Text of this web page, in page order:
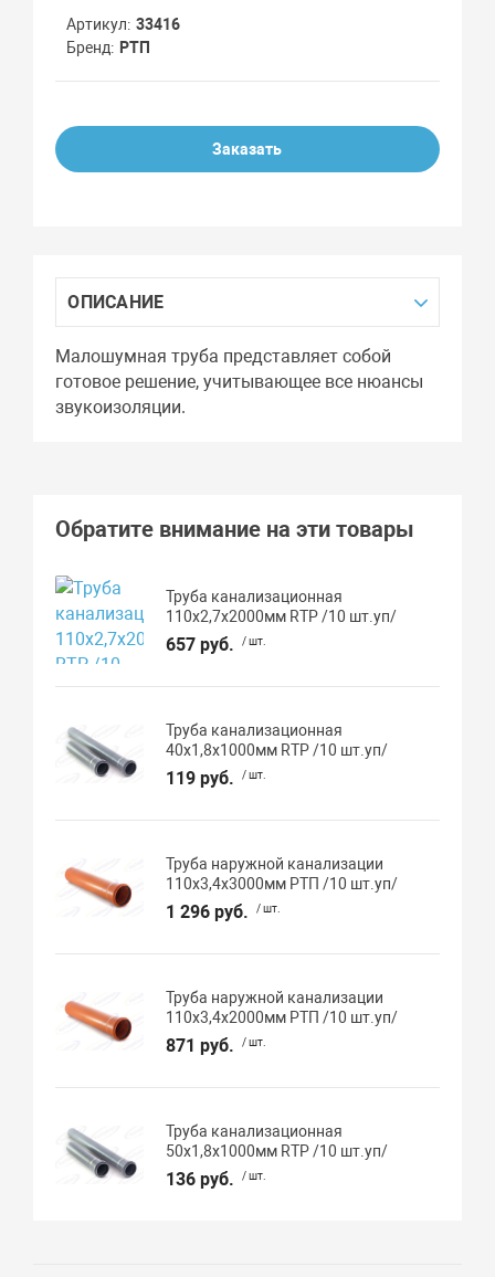
Артикул 33416
Бренд
РТП
Заказать
ОПИСАНИЕ
Малошумная труба представляет собой
готовое решение, учитывающее все нюансы
звукоизоляции.
Обратите внимание на эти товары
Труба канализационная
110х2,7х2000мм RTP /10 шт.уп/
657 руб. / шт.
Труба канализационная
40х1,8х1000мм RTP /10 шт.уп/
119 руб. / шт.
Труба наружной канализации
110х3,4х3000мм РТП /10 шт.уп/
1 296 руб. / шт.
Труба наружной канализации
110х3,4х2000мм РТП /10 шт.уп/
871 руб. / шт.
Труба канализационная
50х1,8х1000мм RTP /10 шт.уп/
136 руб. / шт.